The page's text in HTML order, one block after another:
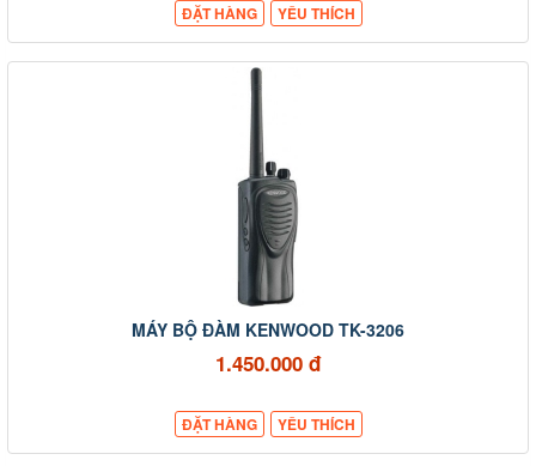
ĐẶT HÀNG YÊU THÍCH
MÁY BỘ ĐÀM KENWOOD TK-3206
1.450.000 đ
ĐẶT HÀNG YÊU THÍCH